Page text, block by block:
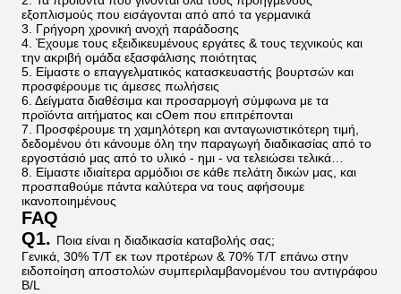
εξοπλισμούς που εισάγονται από από τα γερμανικά
3. Γρήγορη χρονική ανοχή παράδοσης
4. Έχουμε τους εξειδικευμένους εργάτες & τους τεχνικούς και
την ακριβή ομάδα εξασφάλισης ποιότητας
5. Είμαστε ο επαγγελματικός κατασκευαστής βουρτσών και
προσφέρουμε τις άμεσες πωλήσεις
6. Δείγματα διαθέσιμα και προσαρμογή σύμφωνα με τα
προϊόντα αιτήματος και cOem που επιτρέπονται
7. Προσφέρουμε τη χαμηλότερη και ανταγωνιστικότερη τιμή,
δεδομένου ότι κάνουμε όλη την παραγωγή διαδικασίας από το
εργοστάσιό μας από το υλικό - ημι - να τελειώσει τελικά…
8. Είμαστε ιδιαίτερα αρμόδιοι σε κάθε πελάτη δικών μας, και
προσπαθούμε πάντα καλύτερα να τους αφήσουμε
ικανοποιημένους
FAQ
Q1. Ποια είναι η διαδικασία καταβολής σας;
Γενικά, 30% T/T εκ των προτέρων & 70% T/T επάνω στην
ειδοποίηση αποστολών συμπεριλαμβανομένου του αντιγράφου
B/L